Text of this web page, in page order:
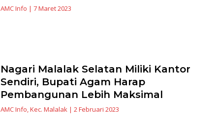
AMC Info |7 Maret 2023
Nagari Malalak Selatan Miliki Kantor
Sendiri, Bupati Agam Harap
Pembangunan Lebih Maksimal
AMC Info ,Kec. Malalak |2 Februari 2023